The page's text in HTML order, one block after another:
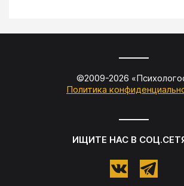
©2009-2026 «
Политика
ИЩИТЕ НАС В